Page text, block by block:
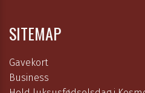
SITEMAP
Gavekort
Business